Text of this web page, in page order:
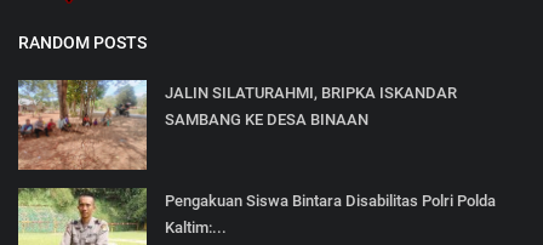
RANDOM POSTS
JALIN SILATURAHMI, BRIPKA ISKANDAR
SAMBANG KE DESA BINAAN
Pengakuan Siswa Bintara Disabilitas Polri Polda
Kaltim:...